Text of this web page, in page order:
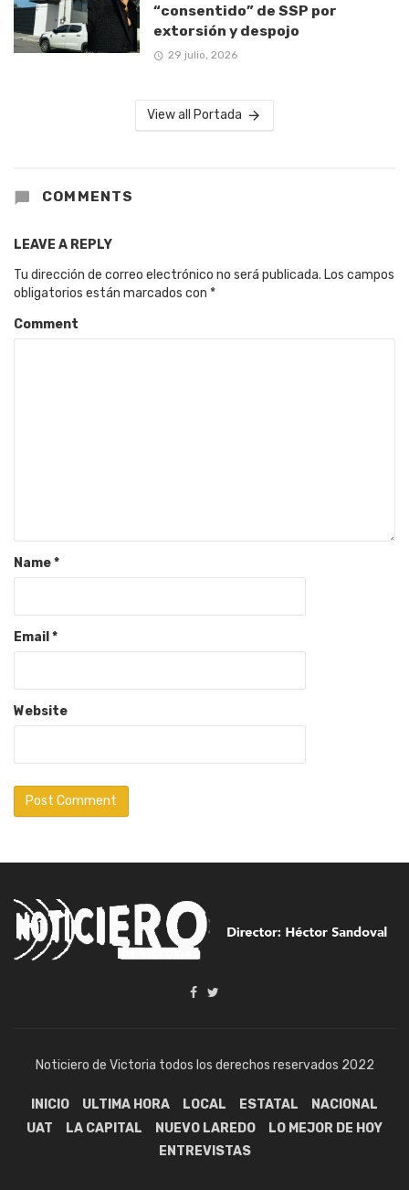
“consentido” de SSP por
extorsión y despojo
29 julio, 2026
View all Portada
COMMENTS
LEAVE A REPLY
Tu dirección de correo electrónico no será publicada. Los campos
obligatorios están marcados con *
Comment
Name*
Email *
Website
Noticiero de Victoria todos los derechos reservados 2022
INICIO ULTIMA HORA LOCAL ESTATAL
NACIONAL
UAT
LA CAPITAL NUEVO LAREDO
LO MEJOR DE HOY
ENTREVISTAS